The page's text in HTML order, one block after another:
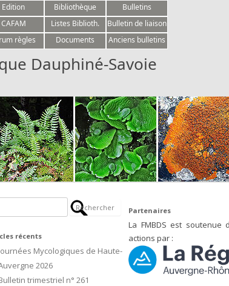
Edition Bibliothèque
Bulletins
CAFAM Listes Biblioth.
Bulletin de liaison
règles Documents Anciens bulletins
Dauphiné-Savoie
récents
Mycologiques de Haute-
2026
trimestriel n° 261
Partenaires
La FMBDS est soutenue
actions par :